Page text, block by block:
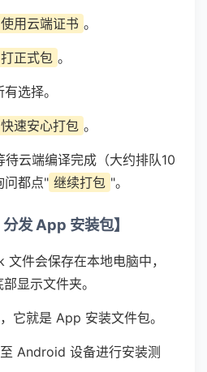
使用云端证书 。
打正式包 。
选择。
快速安心打包 。
待云端编译完成（大约排队10
问都点" 继续打包 "。
发 App 安装包】
件会保存在本地电脑中，
显示文件夹。
它就是 App 安装文件包。
Android 设备进行安装测